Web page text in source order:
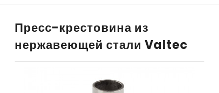
Пресс-крестовина из
нержавеющей стали Valtec